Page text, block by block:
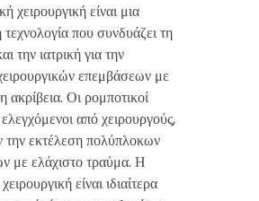
χειρουργική είναι μια
που συνδυάζει τη
την ιατρική για την
επεμβάσεων με
ακρίβεια. Οι ρομποτικοί
από χειρουργούς,
την εκτέλεση πολύπλοκων
με ελάχιστο τραύμα. Η
είναι ιδιαίτερα